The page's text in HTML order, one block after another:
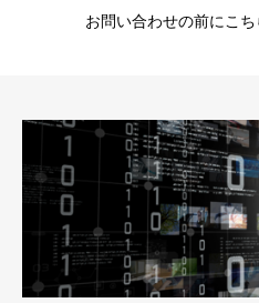
お問い合わせの前にこち